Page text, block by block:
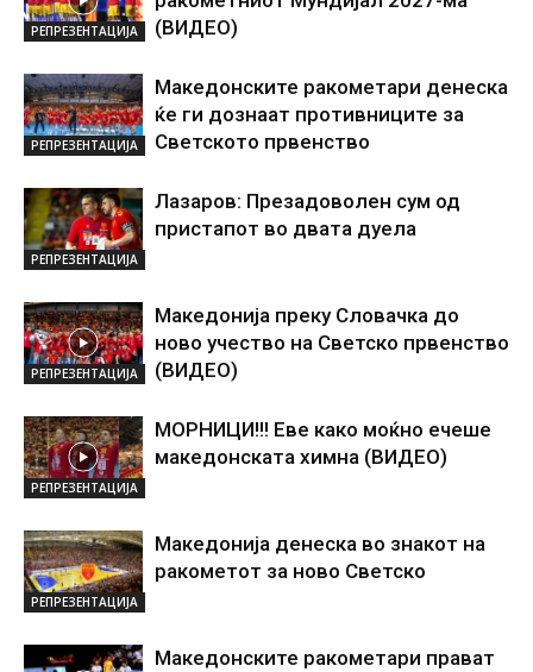
РЕПРЕЗЕНТАЦИЈА
(ВИДЕО)
РЕПРЕЗЕНТАЦИЈА
Македонските ракометари денеска
ќе ги дознаат противниците за
Светското првенство
РЕПРЕЗЕНТАЦИЈА
Лазаров: Презадоволен сум од
пристапот во двата дуела
РЕПРЕЗЕНТАЦИЈА
Македонија преку Словачка до
ново учество на Светско првенство
(ВИДЕО)
РЕПРЕЗЕНТАЦИЈА
МОРНИЦИ!!! Еве како моќно ечеше
македонската химна (ВИДЕО)
РЕПРЕЗЕНТАЦИЈА
Македонија денеска во знакот на
ракометот за ново Светско
Македонските ракометари прават